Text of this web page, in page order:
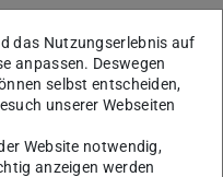
Einzelne Module können in
angeboten werden.
das Nutzungserlebnis auf
anpassen. Deswegen
selbst entscheiden,
unserer Webseiten
Website notwendig,
anzeigen werden